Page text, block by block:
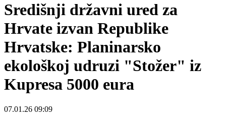
Središnji državni ured za
Hrvate izvan Republike
Hrvatske: Planinarsko
ekološkoj udruzi "Stožer" iz
Kupresa 5000 eura
07.01.26 09:09